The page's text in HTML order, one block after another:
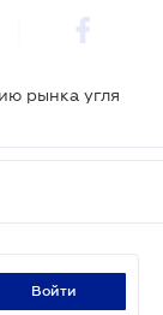
рынка угля
войти